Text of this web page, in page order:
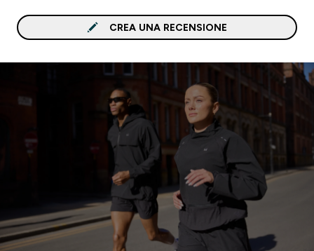
piatto
CREA UNA RECENSIONE